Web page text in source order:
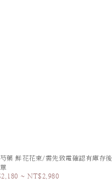
藥 鮮花花束/需先致電確認有庫存後
~ NT$2,980